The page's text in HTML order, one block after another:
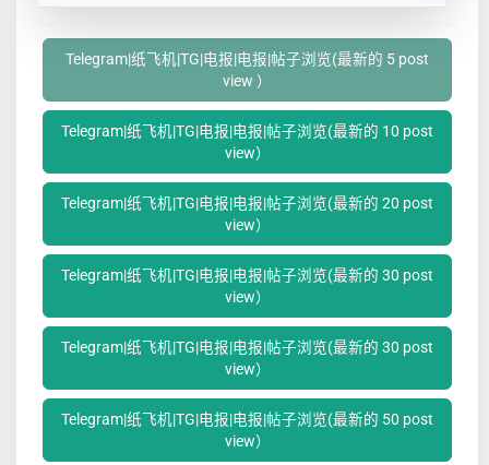
Telegram|纸飞机|TG|电报|电报|帖子浏览(最新的 5 post
view ）
Telegram|纸飞机|TG|电报|电报|帖子浏览(最新的 10 post
view）
Telegram|纸飞机|TG|电报|电报|帖子浏览(最新的 20 post
view）
Telegram|纸飞机|TG|电报|电报|帖子浏览(最新的 30 post
view）
Telegram|纸飞机|TG|电报|电报|帖子浏览(最新的 30 post
view）
Telegram|纸飞机|TG|电报|电报|帖子浏览(最新的 50 post
view）